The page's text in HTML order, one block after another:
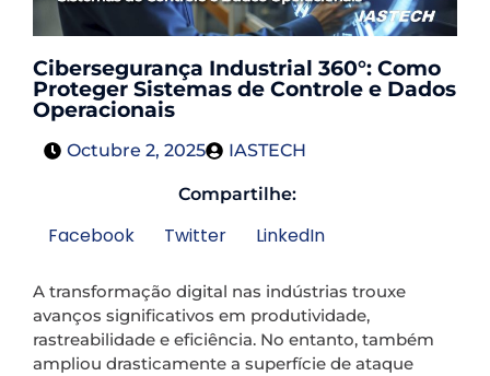
Cibersegurança Industrial 360°: Como
Proteger Sistemas de Controle e Dados
Operacionais
Octubre 2, 2025 IASTECH
Compartilhe:
Facebook Twitter LinkedIn
A transformação digital nas indústrias trouxe
avanços significativos em produtividade,
rastreabilidade e eficiência. No entanto, também
ampliou drasticamente a superfície de ataque